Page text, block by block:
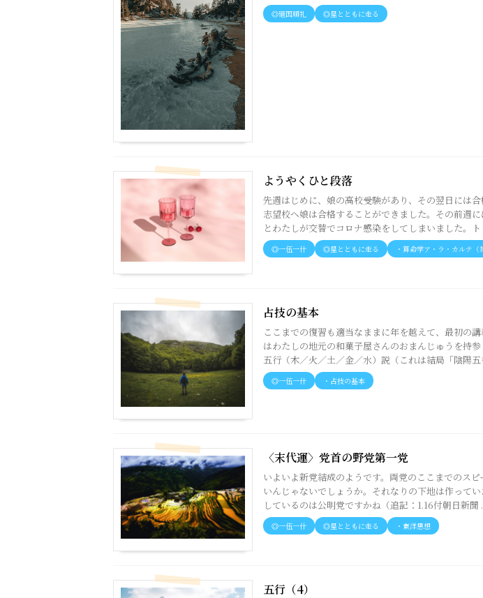
◎廻国順礼 ◎星とともに走る
ようやくひと段落
先週はじめに、娘の高校受験があり、その翌日には
志望校へ娘は合格することができました。その前週
とわたしが交替でコロナ感染をしてしまいました。ト
◎一伍一什 ◎星とともに走る ・算命学ア・ラ・カルテ（
占技の基本
ここまでの復習も適当なままに年を越えて、最初の
はわたしの地元の和菓子屋さんのおまんじゅうを持
五行（木／火／土／金／水）説（これは結局「陰陽五
◎一伍一什 ・占技の基本
〈末代運〉党首の野党第一党
いよいよ新党結成のようです。両党のここまでのス
いんじゃないでしょうか。それなりの下地は作って
しているのは公明党ですかね（追記：1.16付朝日新聞
◎一伍一什 ◎星とともに走る ・東洋思想
五行（4）